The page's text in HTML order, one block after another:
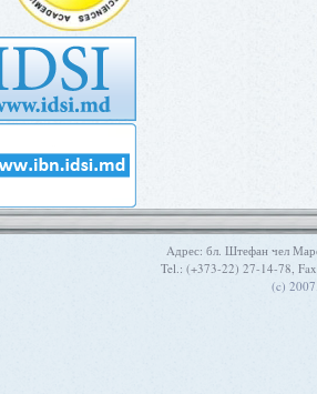
Aдрес: бл. Штефан чел
Tel.: (+373-22) 27-14-78,
(c)